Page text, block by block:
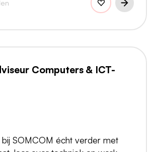
Computers & ICT-
SOMCOM écht verder met